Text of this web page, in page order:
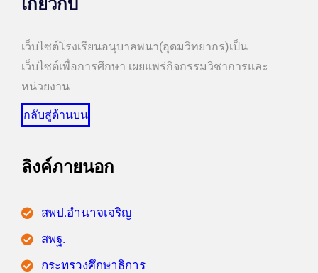
เกี่ยวกับ
เว็บไซต์โรงเรียนอนุบาลพนา(อุดมวิทยากร)เป็น
เว็บไซต์เพื่อการศึกษา เผยแพร่กิจกรรมวิชาการและ
หน่วยงาน
กลับสู่ด้านบน
ลิงค์ภายนอก
สพป.อำนาจเจริญ
สพฐ.
กระทรวงศึกษาธิการ